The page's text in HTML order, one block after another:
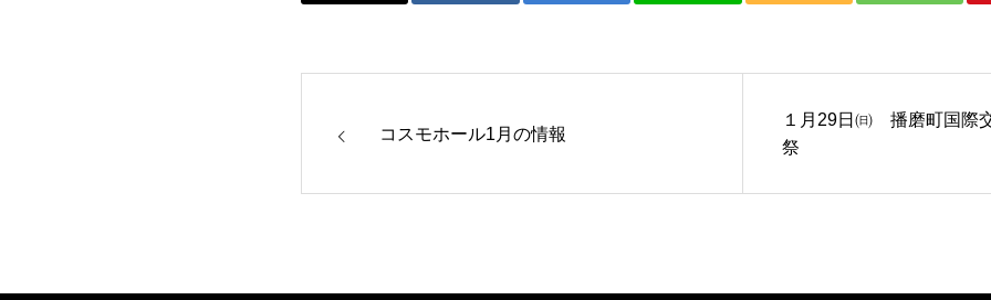
コスモホール1月の情報
１月29日㈰ 播磨町国際
祭